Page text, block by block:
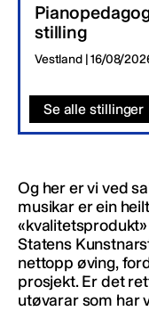
stilling
Vestland | 16/08/
Se alle stillinger
Og her er vi ved
musikar er ein
Statens
nettopp øving,
prosjekt. Er det
utøvarar som har